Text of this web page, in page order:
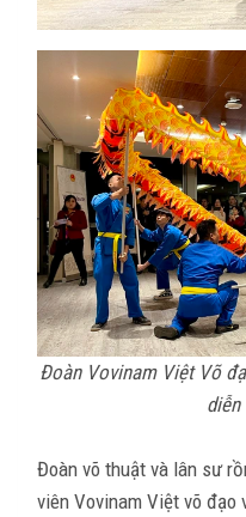
Đoàn Vovinam Việt Võ
Đoàn võ thuật và lân sư
viên Vovinam Việt võ